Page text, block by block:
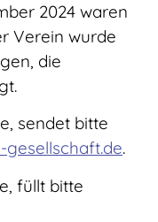
2024 waren
Verein wurde
die
sendet bitte
gesellschaft.de.
füllt bitte